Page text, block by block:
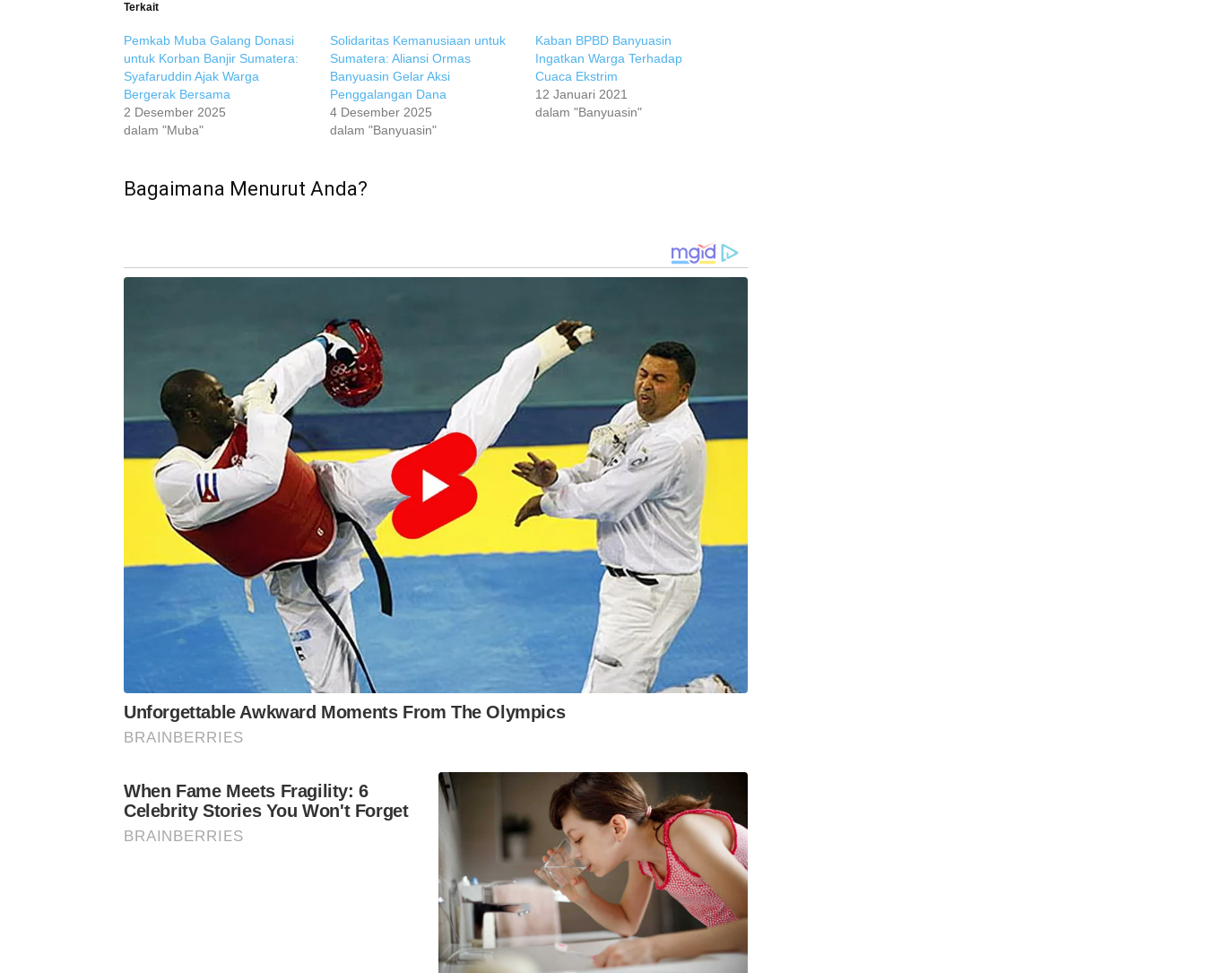
Terkait
Pemkab Muba Galang Donasi
untuk Korban Banjir Sumatera:
Syafaruddin Ajak Warga
Bergerak Bersama
2 Desember 2025
dalam "Muba"
Solidaritas Kemanusiaan untuk
Sumatera: Aliansi Ormas
Banyuasin Gelar Aksi
Penggalangan Dana
4 Desember 2025
dalam "Banyuasin"
Kaban BPBD Banyuasin
Ingatkan Warga Terhadap
Cuaca Ekstrim
12 Januari 2021
dalam "Banyuasin"
Bagaimana Menurut Anda?